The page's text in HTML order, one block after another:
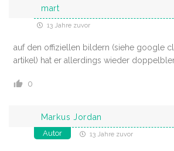
mart
13 Jahre zuvor
auf den offiziellen bildern (siehe google
artikel) hat er allerdings wieder
0
Markus Jordan
Autor 13 Jahre zuvor